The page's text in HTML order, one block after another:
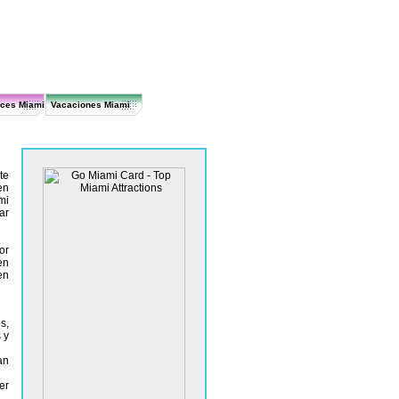
Miami Vacaciones Miami
y